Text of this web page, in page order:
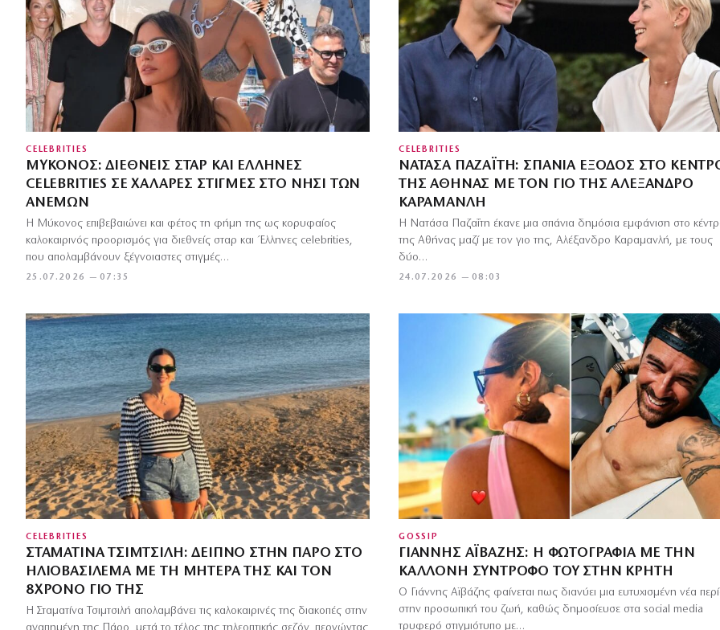
CELEBRITIES
ΜΎΚΟΝΟΣ: ΔΙΕΘΝΕΊΣ ΣΤΑΡ ΚΑΙ ΈΛΛΗΝΕΣ
CELEBRITIES ΣΕ ΧΑΛΑΡΈΣ ΣΤΙΓΜΈΣ ΣΤΟ ΝΗΣΊ ΤΩΝ
ΑΝΈΜΩΝ
25.07.2026 — 07:35
Η Μύκονος επιβεβαιώνει και φέτος τη φήμη της ως κορυφαίος
καλοκαιρινός προορισμός για διεθνείς σταρ και Έλληνες celebrities,
που απολαμβάνουν ξέγνοιαστες στιγμές…
CELEBRITIES
ΝΑΤΆΣΑ ΠΑΖΑΪ́ΤΗ: ΣΠΆΝΙΑ ΈΞΟΔΟΣ ΣΤΟ
ΤΗΣ ΑΘΉΝΑΣ ΜΕ ΤΟΝ ΓΙΟ ΤΗΣ ΑΛΈΞΑΝΔΡΟ
ΚΑΡΑΜΑΝΛΉ
24.07.2026 — 08:03
Η Νατάσα Παζαΐτη έκανε μια σπάνια δημόσια εμφάνιση στο
της Αθήνας μαζί με τον γιο της, Αλέξανδρο Καραμανλή, με τους
δύο…
CELEBRITIES
ΣΤΑΜΑΤΊΝΑ ΤΣΙΜΤΣΙΛΉ: ΔΕΊΠΝΟ ΣΤΗΝ ΠΆΡΟ ΣΤΟ
ΗΛΙΟΒΑΣΊΛΕΜΑ ΜΕ ΤΗ ΜΗΤΈΡΑ ΤΗΣ ΚΑΙ ΤΟΝ
8ΧΡΟΝΟ ΓΙΟ ΤΗΣ
Η Σταματίνα Τσιμτσιλή απολαμβάνει τις καλοκαιρινές της διακοπές στην
GOSSIP
ΓΙΆΝΝΗΣ ΑΪΒΆΖΗΣ: Η ΦΩΤΟΓΡΑΦΊΑ ΜΕ ΤΗΝ
ΚΑΛΛΟΝΉ ΣΎΝΤΡΟΦΌ ΤΟΥ ΣΤΗΝ ΚΡΉΤΗ
Ο Γιάννης Αϊβάζης φαίνεται πως διανύει μια ευτυχισμένη νέα
στην προσωπική του ζωή, καθώς δημοσίευσε στα social media
τρυφερό στιγμιότυπο με…